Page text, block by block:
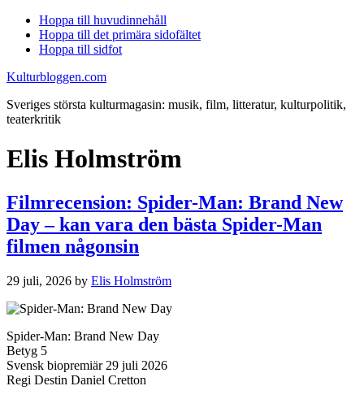
Hoppa till huvudinnehåll
Hoppa till det primära sidofältet
Hoppa till sidfot
Kulturbloggen.com
Sveriges största kulturmagasin: musik, film, litteratur, kulturpolitik,
teaterkritik
Elis Holmström
Filmrecension: Spider-Man: Brand New
Day – kan vara den bästa Spider-Man
filmen någonsin
29 juli, 2026 by Elis Holmström
Spider-Man: Brand New Day
Betyg 5
Svensk biopremiär 29 juli 2026
Regi Destin Daniel Cretton